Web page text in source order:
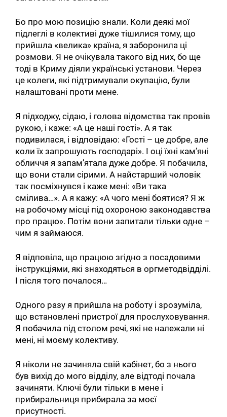
Бо про мою позицію знали. Коли деякі мої
підлеглі в колективі дуже тішилися тому, що
прийшла «велика» країна, я заборонила ці
розмови. Я не очікувала такого від них, бо ще
тоді в Криму діяли українські установи. Через
це колеги, які підтримували окупацію, були
налаштовані проти мене.
Я підходжу, сідаю, і голова відомства так провів
рукою, і каже: «А це наші гості». А я так
подивилася, і відповідаю: «Гості – це добре, але
коли їх запрошують господарі». І оці їхні кам’яні
обличчя я запам’ятала дуже добре. Я побачила,
що вони стали сірими. А найстарший чоловік
так посміхнувся і каже мені: «Ви така
смілива…». А я кажу: «А чого мені боятися? Я ж
на робочому місці під охороною законодавства
про працю». Потім вони запитали тільки одне –
чим я займаюся.
Я відповіла, що працюю згідно з посадовими
інструкціями, які знаходяться в оргметодвідділі.
І після того почалося…
Одного разу я прийшла на роботу і зрозуміла,
що встановлені пристрої для прослуховування.
Я побачила під столом речі, які не належали ні
мені, ні моєму колективу.
Я ніколи не зачиняла свій кабінет, бо з нього
був вихід до мого відділу, але відтоді почала
зачиняти. Ключі були тільки в мене і
прибиральниця прибирала за моєї
присутності.